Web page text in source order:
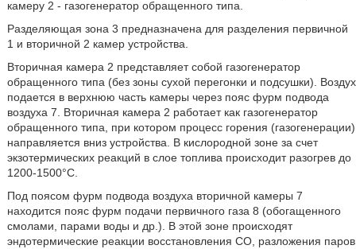
камеру 2 - газогенератор обращенного типа.
Разделяющая зона 3 предназначена для разделения первичной
1 и вторичной 2 камер устройства.
Вторичная камера 2 представляет собой газогенератор
обращенного типа (без зоны сухой перегонки и подсушки). Воздух
подается в верхнюю часть камеры через пояс фурм подвода
воздуха 7. Вторичная камера 2 работает как газогенератор
обращенного типа, при котором процесс горения (газогенерации)
направляется вниз устройства. В кислородной зоне за счет
экзотермических реакций в слое топлива происходит разогрев до
1200-1500°С.
Под поясом фурм подвода воздуха вторичной камеры 7
находится пояс фурм подачи первичного газа 8 (обогащенного
смолами, парами воды и др.). В этой зоне происходят
эндотермические реакции восстановления СО, разложения паров